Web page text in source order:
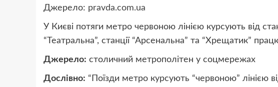
Джерело: pravda.com.ua
У Києві потяги метро червоною лінією курсують від
“Театральна”, станції “Арсенальна” та “Хрещатик”
Джерело: столичний метрополітен у соцмережах
Дослівно: “Поїзди метро курсують “червоною” лінією